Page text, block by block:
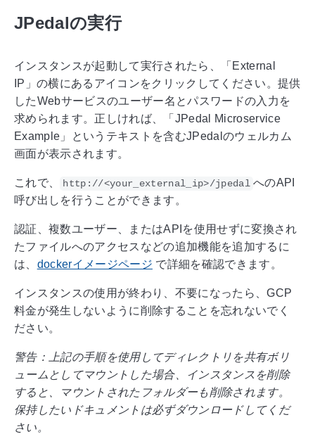
JPedalの実行
インスタンスが起動して実行されたら、「External
IP」の横にあるアイコンをクリックしてください。提供
したWebサービスのユーザー名とパスワードの入力を
求められます。正しければ、「JPedal Microservice
Example」というテキストを含むJPedalのウェルカム
画面が表示されます。
これで、 http://<your_external_ip>/jpedal へのAPI
呼び出しを行うことができます。
認証、複数ユーザー、またはAPIを使用せずに変換され
たファイルへのアクセスなどの追加機能を追加するに
は、 dockerイメージページ で詳細を確認できます。
インスタンスの使用が終わり、不要になったら、GCP
料金が発生しないように削除することを忘れないでく
ださい。
警告：上記の手順を使用してディレクトリを共有ボリ
ュームとしてマウントした場合、インスタンスを削除
すると、マウントされたフォルダーも削除されます。
保持したいドキュメントは必ずダウンロードしてくだ
さい。